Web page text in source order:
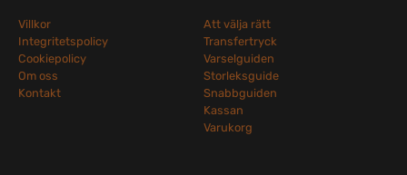
Villkor
Integritetspolicy
Cookiepolicy
Om oss
Kontakt
Att välja rätt
Transfertryck
Varselguiden
Storleksguide
Snabbguiden
Kassan
Varukorg